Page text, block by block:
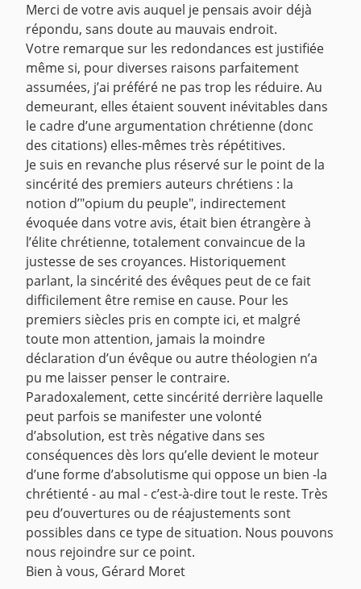
Merci de votre avis auquel je pensais avoir déjà
répondu, sans doute au mauvais endroit.
Votre remarque sur les redondances est justifiée
même si, pour diverses raisons parfaitement
assumées, j’ai préféré ne pas trop les réduire. Au
demeurant, elles étaient souvent inévitables dans
le cadre d’une argumentation chrétienne (donc
des citations) elles-mêmes très répétitives.
Je suis en revanche plus réservé sur le point de la
sincérité des premiers auteurs chrétiens : la
notion d’"opium du peuple", indirectement
évoquée dans votre avis, était bien étrangère à
l’élite chrétienne, totalement convaincue de la
justesse de ses croyances. Historiquement
parlant, la sincérité des évêques peut de ce fait
difficilement être remise en cause. Pour les
premiers siècles pris en compte ici, et malgré
toute mon attention, jamais la moindre
déclaration d’un évêque ou autre théologien n’a
pu me laisser penser le contraire.
Paradoxalement, cette sincérité derrière laquelle
peut parfois se manifester une volonté
d’absolution, est très négative dans ses
conséquences dès lors qu’elle devient le moteur
d’une forme d’absolutisme qui oppose un bien -la
chrétienté - au mal - c’est-à-dire tout le reste. Très
peu d’ouvertures ou de réajustements sont
possibles dans ce type de situation. Nous pouvons
nous rejoindre sur ce point.
Bien à vous, Gérard Moret